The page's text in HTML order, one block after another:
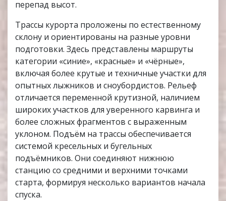
перепад высот.
Трассы курорта проложены по естественному
склону и ориентированы на разные уровни
подготовки. Здесь представлены маршруты
категории «синие», «красные» и «чёрные»,
включая более крутые и техничные участки для
опытных лыжников и сноубордистов. Рельеф
отличается переменной крутизной, наличием
широких участков для уверенного карвинга и
более сложных фрагментов с выраженным
уклоном. Подъём на трассы обеспечивается
системой кресельных и бугельных
подъёмников. Они соединяют нижнюю
станцию со средними и верхними точками
старта, формируя несколько вариантов начала
спуска.